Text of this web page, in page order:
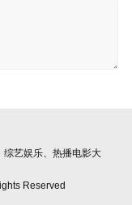
综艺娱乐、热播电影大
Reserved